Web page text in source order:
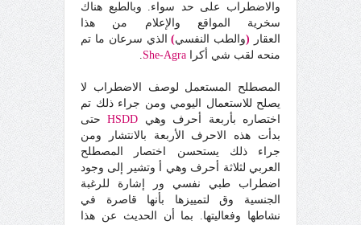
والاضطراب على حد سواء. وبالطبع هناك
سخرية المواقع والإعلام من هذا
العقار (والطب النفسي)الذي سرعان ما تم
منحه لقب شي أكرا She-Agra
.
المصطلح المستعمل لوصف الاضطراب لا
يصلح للاستعمال اليومي ومن جراء ذلك تم
اختصاره بأربعة أحرف وهي HSDDحتى
بدأت هذه الاحرف الأربعة بالانتشار ومن
جراء ذلك يستحسن اختصار المصطلح
العربي لثلاثة أحرف وهي أ وتشير إلى وجود
اضطراب طبي نفسي ور إشارة للرغبة
الجنسية وق لتمييزها بأنها قاصرة في
نشاطها وفعاليتها. بما أن الحديث عن هذا